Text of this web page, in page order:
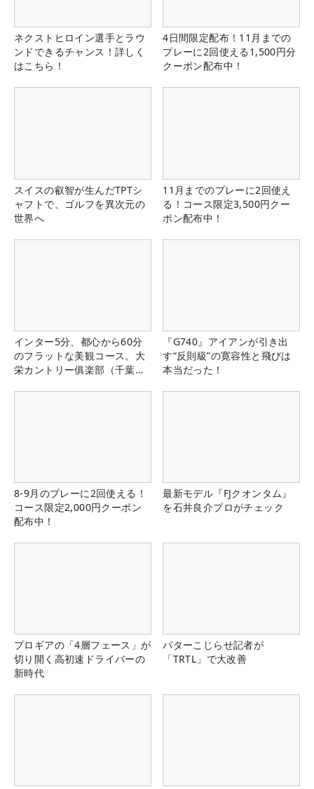
ネクストヒロイン選手とラウ
ンドできるチャンス！詳しく
はこちら！
4日間限定配布！11月までの
プレーに2回使える1,500円分
クーポン配布中！
スイスの叡智が生んだTPTシ
ャフトで、ゴルフを異次元の
世界へ
11月までのプレーに2回使え
る！コース限定3,500円クー
ポン配布中！
インター5分、都心から60分
のフラットな美観コース。大
栄カントリー俱楽部（千葉
『G740』アイアンが引き出
す“反則級”の寛容性と飛びは
本当だった！
8-9月のプレーに2回使える！
コース限定2,000円クーポン
配布中！
最新モデル『FJクオンタム』
を石井良介プロがチェック
プロギアの「4層フェース」が
切り開く高初速ドライバーの
新時代
パターこじらせ記者が
「TRTL」で大改善